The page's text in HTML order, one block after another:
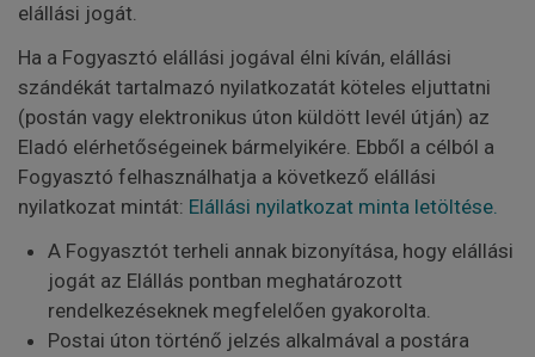
elállási jogát.
Ha a Fogyasztó elállási jogával élni kíván, elállási
szándékát tartalmazó nyilatkozatát köteles eljuttatni
(postán vagy elektronikus úton küldött levél útján) az
Eladó elérhetőségeinek bármelyikére. Ebből a célból a
Fogyasztó felhasználhatja a következő elállási
nyilatkozat mintát: Elállási nyilatkozat minta letöltése.
A Fogyasztót terheli annak bizonyítása, hogy elállási
jogát az Elállás pontban meghatározott
rendelkezéseknek megfelelően gyakorolta.
Postai úton történő jelzés alkalmával a postára